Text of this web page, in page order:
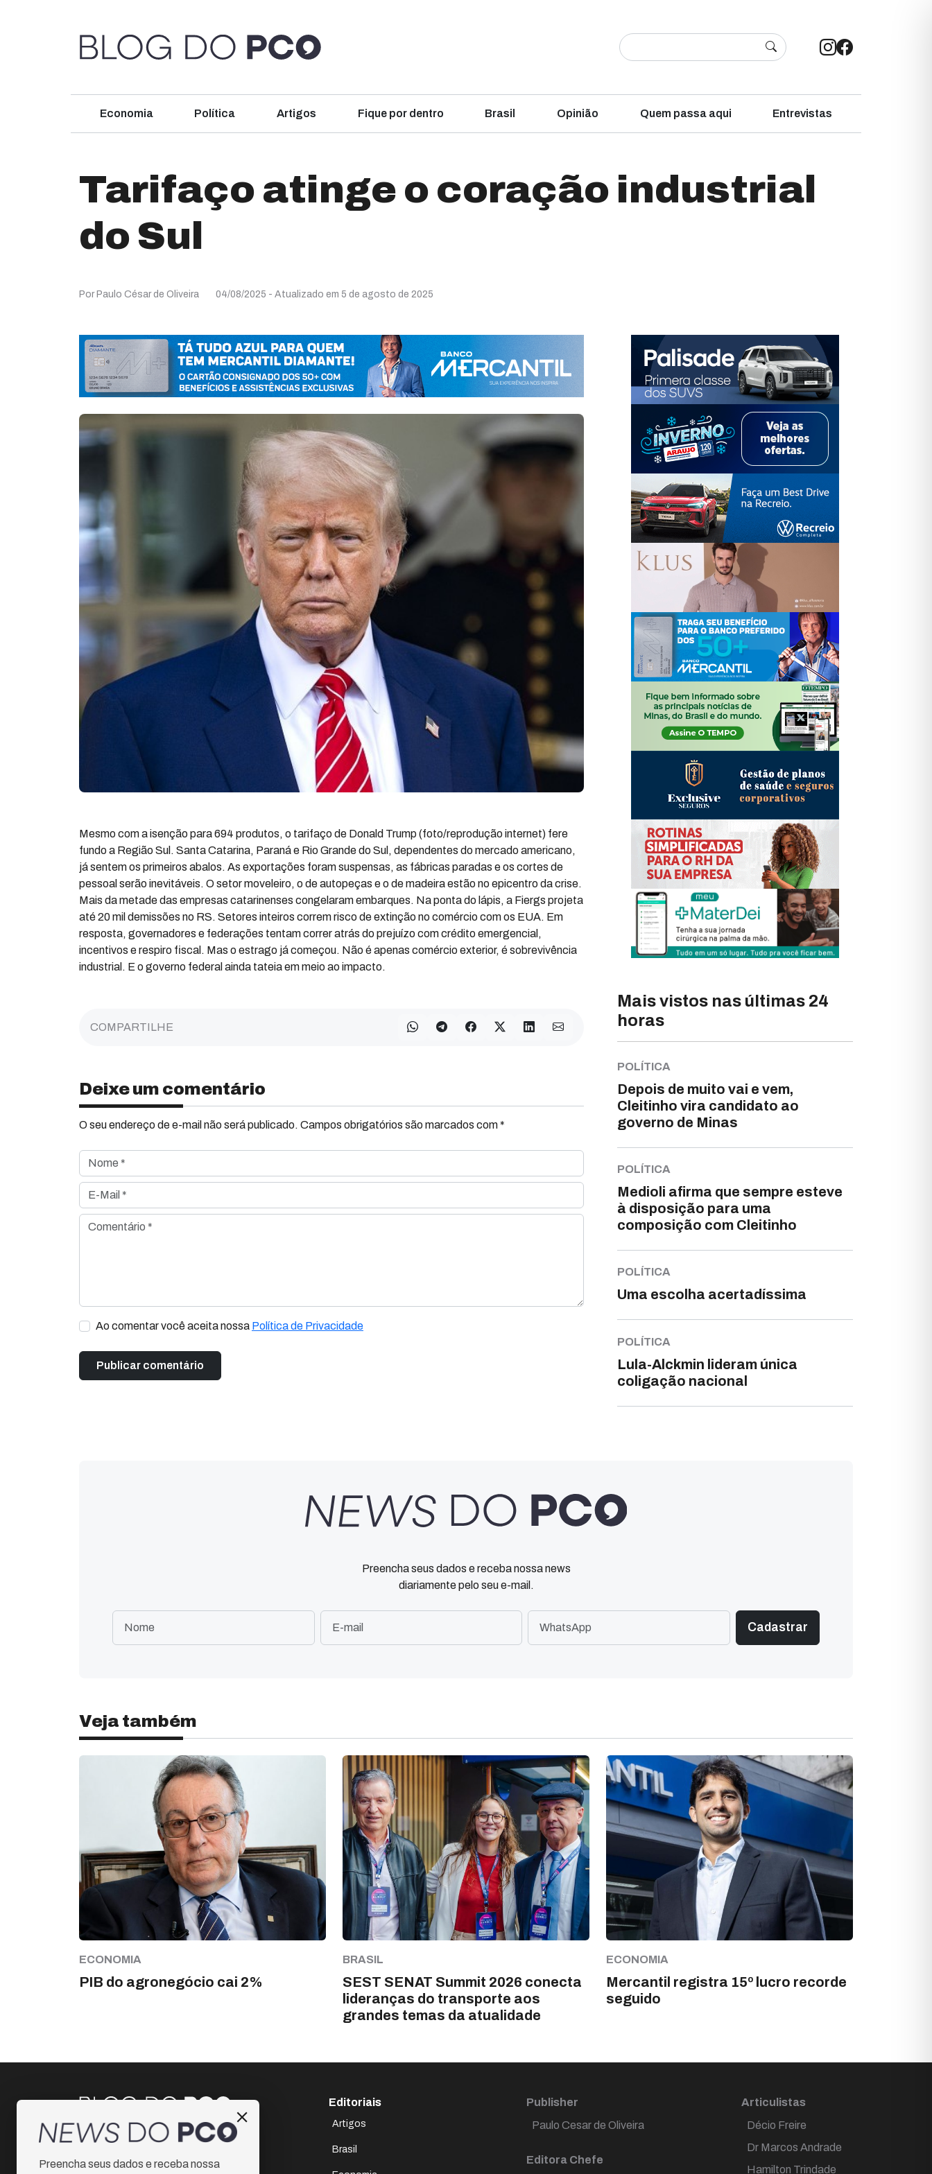
Economia Política Artigos Fique por dentro Brasil Opinião Quem passa aqui Entrevistas
Tarifaço atinge o coração industrial
do Sul
Por Paulo César de Oliveira 04/08/2025 - Atualizado em 5 de agosto de 2025
Mesmo com a isenção para 694 produtos, o tarifaço de Donald Trump (foto/reprodução internet) fere
fundo a Região Sul. Santa Catarina, Paraná e Rio Grande do Sul, dependentes do mercado americano,
já sentem os primeiros abalos. As exportações foram suspensas, as fábricas paradas e os cortes de
pessoal serão inevitáveis. O setor moveleiro, o de autopeças e o de madeira estão no epicentro da crise.
Mais da metade das empresas catarinenses congelaram embarques. Na ponta do lápis, a Fiergs projeta
até 20 mil demissões no RS. Setores inteiros correm risco de extinção no comércio com os EUA. Em
resposta, governadores e federações tentam correr atrás do prejuízo com crédito emergencial,
incentivos e respiro fiscal. Mas o estrago já começou. Não é apenas comércio exterior, é sobrevivência
industrial. E o governo federal ainda tateia em meio ao impacto.
COMPARTILHE
Deixe um comentário
O seu endereço de e-mail não será publicado. Campos obrigatórios são marcados com *
Nome *
E-Mail *
Comentário *
Ao comentar você aceita nossa Política de Privacidade
Mais vistos nas últimas 24
horas
POLÍTICA
Depois de muito vai e vem,
Cleitinho vira candidato ao
governo de Minas
POLÍTICA
Medioli afirma que sempre esteve
à disposição para uma
composição com Cleitinho
POLÍTICA
Uma escolha acertadíssima
POLÍTICA
Lula-Alckmin lideram única
coligação nacional
Preencha seus dados e receba nossa news
diariamente pelo seu e-mail.
Veja também
ECONOMIA
PIB do agronegócio cai 2%
BRASIL
SEST SENAT Summit 2026 conecta
lideranças do transporte aos
grandes temas da atualidade
ECONOMIA
Mercantil registra 15º lucro recorde
seguido
Instagram
Facebook
Editoriais
Artigos
Brasil
Publisher
Paulo Cesar de Oliveira
Editora Chefe
Articulistas
Décio Freire
Dr Marcos Andrade
Hamilton Trindade
Preencha seus dados e receba nossa